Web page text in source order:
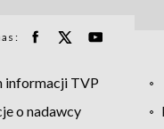
informacji TVP
o nadawcy